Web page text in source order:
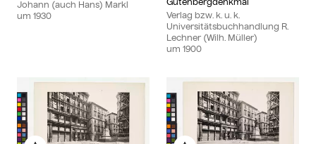
Johann (auch Hans) Markl
um 1930
Verlag bzw. k. u. k.
Universitätsbuchhandlung R.
Lechner (Wilh. Müller)
um 1900